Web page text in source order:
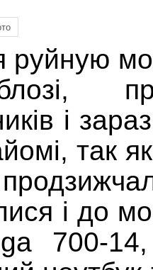
руйную
і
так
і до
700-